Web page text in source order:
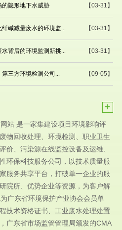
【03-31】
隐形地下水威胁
【03-31】
碱减量废水的环境监...
【03-31】
背后的环境监测新挑...
【09-05】
第三方环境检测公司...
+
站 是一家集建设项目环境影响评
物回收处理、环境检测、职业卫生
价、污染源在线监控设备及运维、
环保科技服务公司，以技术质量服
服务共享平台，打破单一企业的服
院所、优势企业等资源，为客户解
广东省环境保护产业协会会员单
技术资格证书、工业废水处理处置
广东省市场监管管理局颁发的CMA